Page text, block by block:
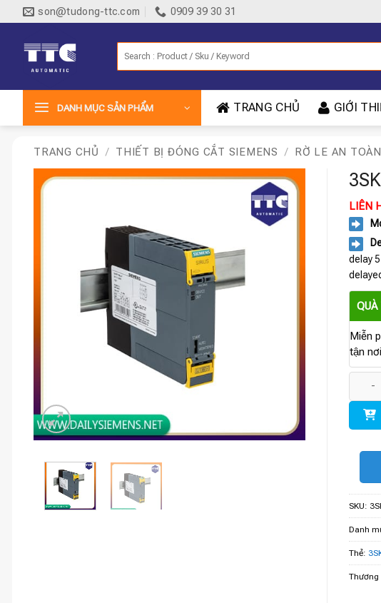
qua
son@tudong-ttc.com 0909 39 30 31
DANH MỤC SẢN PHẨM TRANG CHỦ GIỚI
TRANG CHỦ / THIẾT BỊ ĐÓNG CẮT SIEMENS / RỜ LE AN
LIÊN
delay
Miễn
tận
SKU:
Danh
Thẻ:
Thương